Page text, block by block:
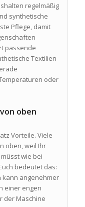
regelmäßig
synthetische
Pflege, damit
passende
Textilien
oder
oben
Vorteile. Viele
oben, weil Ihr
wie bei
bedeutet das:
kann angenehmer
einer engen
der Maschine